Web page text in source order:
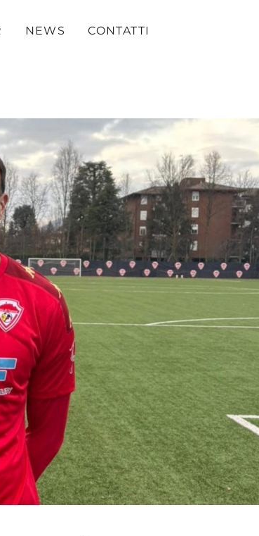
NEWS CONTATTI